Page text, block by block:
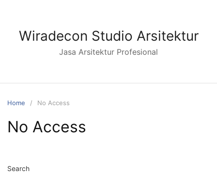
Wiradecon Studio Arsitektur
Jasa Arsitektur Profesional
Home No Access
No Access
Search